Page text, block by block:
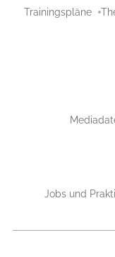
Trainingspläne
Jobs und